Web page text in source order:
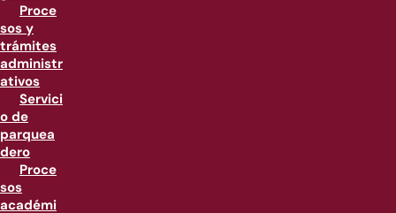
Proce
sos y
trámites
administr
ativos
Servici
o de
parquea
dero
Proce
sos
académi